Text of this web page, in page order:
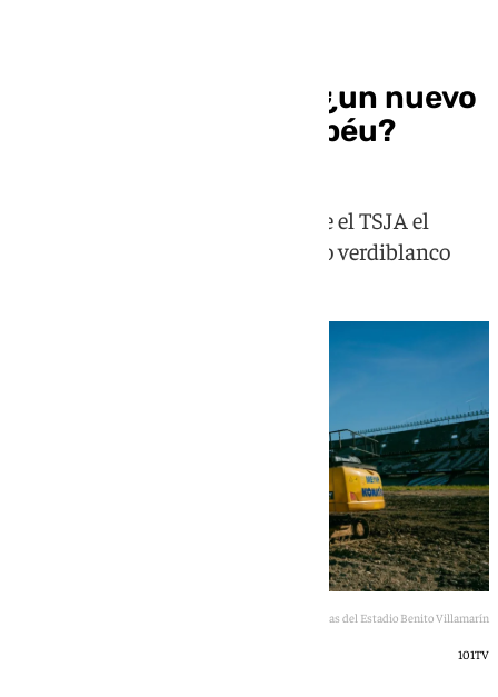
El Benito Villamarín, ¿un nuevo
caso Santiago Bernabéu?
Ecologistas en Acción recurre ante el TSJA el
Estudio de Ordenación del estadio verdiblanco
Obras del Estadio Benito Villamarín
101TV